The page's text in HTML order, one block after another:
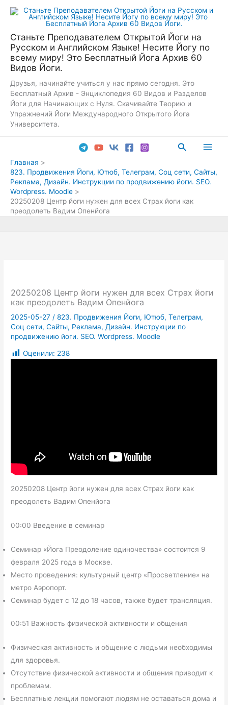
Перейти
Станьте Преподавателем Открытой Йоги на
Русском и Английском Языке! Несите Йогу по
всему миру! Это Бесплатный Йога Архив 60
Видов Йоги.
Друзья, начинайте учиться у нас прямо сегодня. Это
Бесплатный Архив - Энциклопедия 60 Видов и Разделов
Йоги для Начинающих с Нуля. Скачивайте Теорию и
Упражнений Йоги Международного Открытого Йога
Университета.
Поиск
Главная
823. Продвижения Йоги, Ютюб, Телеграм, Соц сети, Сайты,
Реклама, Дизайн. Инструкции по продвижению йоги. SEO.
Wordpress. Moodle
20250208 Центр йоги нужен для всех Страх йоги как
преодолеть Вадим Опенйога
20250208 Центр йоги нужен для всех Страх йоги
как преодолеть Вадим Опенйога
2025-05-27 /823. Продвижения Йоги, Ютюб, Телеграм,
Соц сети, Сайты, Реклама, Дизайн. Инструкции по
продвижению йоги. SEO. Wordpress. Moodle
Оценили: 238
20250208 Центр йоги нужен для всех Страх йоги как
преодолеть Вадим Опенйога
00:00 Введение в семинар
Семинар «Йога Преодоление одиночества» состоится 9
февраля 2025 года в Москве.
Место проведения: культурный центр «Просветление» на
метро Аэропорт.
Семинар будет с 12 до 18 часов, также будет трансляция.
00:51 Важность физической активности и общения
Физическая активность и общение с людьми необходимы
для здоровья.
Отсутствие физической активности и общения приводит к
проблемам.
Бесплатные лекции помогают людям не оставаться дома и